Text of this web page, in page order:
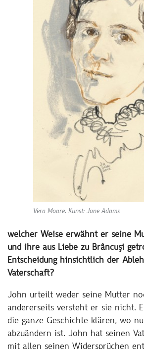
Vera Moore. Kunst: Jane Adams
welcher Weise erwähnt er seine
und ihre aus Liebe zu Brâncuşi
Entscheidung hinsichtlich der
Vaterschaft?
John urteilt weder seine Mutter
andererseits versteht er sie nicht.
die ganze Geschichte klären, wo
abzuändern ist. John hat seinen
mit allen seinen Widersprüchen